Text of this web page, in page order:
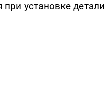
установке детали